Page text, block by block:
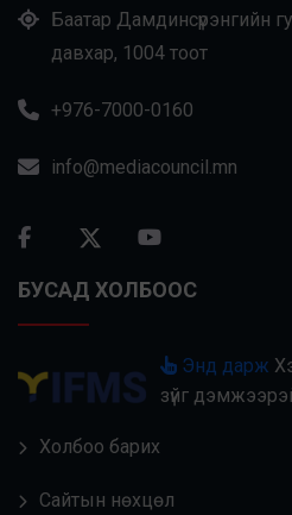
Баатар Дамдинсүрэнгийн
давхар, 1004 тоот
+976-7000-0160
info@mediacouncil.mn
БУСАД ХОЛБООС
Энд дарж
зүйг
Холбоо барих
Сайтын нөхцөл